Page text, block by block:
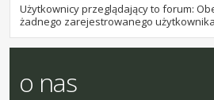
Użytkownicy przeglądający to forum:
żadnego zarejestrowanego
o nas